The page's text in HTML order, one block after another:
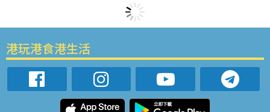
港玩港食港生活